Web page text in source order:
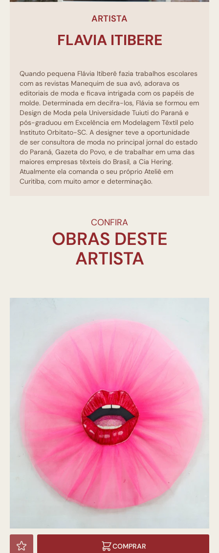
ARTISTA
FLAVIA ITIBERE
Quando pequena Flávia Itiberê fazia trabalhos escolares
com as revistas Manequim de sua avó, adorava os
editoriais de moda e ficava intrigada com os papéis de
molde. Determinada em decifra-los, Flávia se formou em
Design de Moda pela Universidade Tuiuti do Paraná e
pós-graduou em Excelência em Modelagem Têxtil pelo
Instituto Orbitato-SC. A designer teve a oportunidade
de ser consultora de moda no principal jornal do estado
do Paraná, Gazeta do Povo, e de trabalhar em uma das
maiores empresas têxteis do Brasil, a Cia Hering.
Atualmente ela comanda o seu próprio Ateliê em
Curitiba, com muito amor e determinação.
CONFIRA
OBRAS DESTE
ARTISTA
COMPRAR